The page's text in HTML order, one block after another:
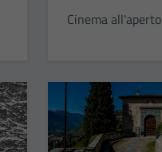
Cinema all'aperto